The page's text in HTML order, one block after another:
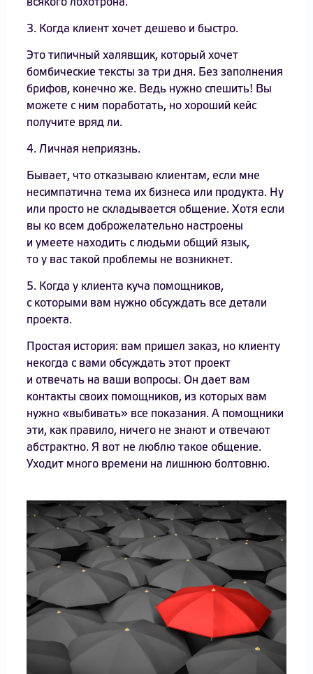
всякого лохотрона.
3. Когда клиент хочет дешево и быстро.
Это типичный халявщик, который хочет
бомбические тексты за три дня. Без заполнения
брифов, конечно же. Ведь нужно спешить! Вы
можете с ним поработать, но хороший кейс
получите вряд ли.
4. Личная неприязнь.
Бывает, что отказываю клиентам, если мне
несимпатична тема их бизнеса или продукта. Ну
или просто не складывается общение. Хотя если
вы ко всем доброжелательно настроены
и умеете находить с людьми общий язык,
то у вас такой проблемы не возникнет.
5. Когда у клиента куча помощников,
с которыми вам нужно обсуждать все детали
проекта.
Простая история: вам пришел заказ, но клиенту
некогда с вами обсуждать этот проект
и отвечать на ваши вопросы. Он дает вам
контакты своих помощников, из которых вам
нужно «выбивать» все показания. А помощники
эти, как правило, ничего не знают и отвечают
абстрактно. Я вот не люблю такое общение.
Уходит много времени на лишнюю болтовню.